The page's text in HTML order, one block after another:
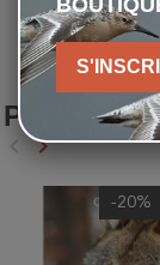
LES
PRODUIT
Précédent
keyboard_arrow_left Suivant
keyboard_arrow_right
-20%